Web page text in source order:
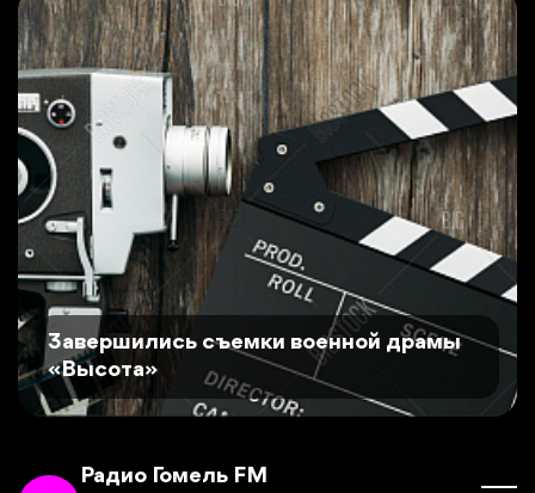
Завершились съемки военной драмы
«Высота»
Радио Гомель FM